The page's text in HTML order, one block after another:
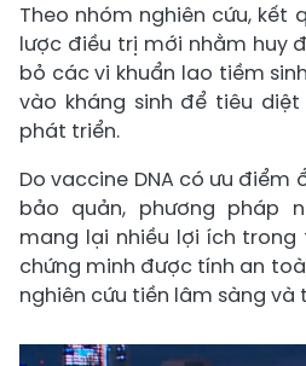
Theo nhóm nghiên cứu, kết
lược điều trị mới nhằm huy
bỏ các vi khuẩn lao tiềm
vào kháng sinh để tiêu
phát triển.
Do vaccine DNA có ưu điểm
bảo quản, phương pháp
mang lại nhiều lợi ích
chứng minh được tính an
nghiên cứu tiền lâm sàng và